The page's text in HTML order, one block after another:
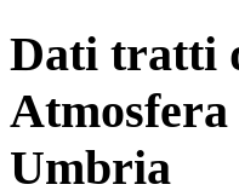
Dati tratti
Umbria